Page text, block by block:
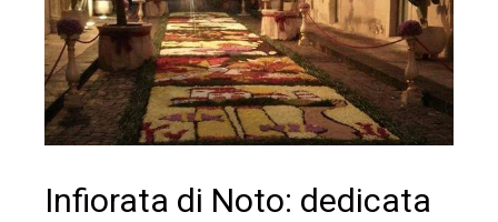
Infiorata di Noto: dedicata